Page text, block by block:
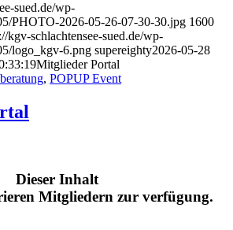
sued.de/wp-
PHOTO-2026-05-26-07-30-30.jpg 1600
kgv-schlachtensee-sued.de/wp-
logo_kgv-6.png supereighty2026-05-28
Mitglieder Portal
, POPUP Event
Dieser Inhalt
Mitgliedern zur verfügung.